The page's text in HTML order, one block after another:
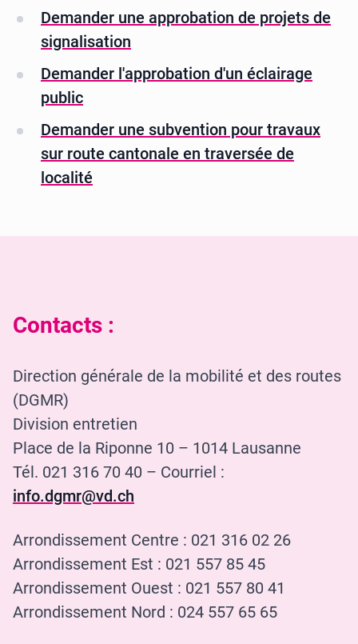
Demander une approbation de projets de
signalisation
Demander l'approbation d'un éclairage
public
Demander une subvention pour travaux
sur route cantonale en traversée de
localité
Contacts :
Direction générale de la mobilité et des routes
(DGMR)
Division entretien
Place de la Riponne 10 – 1014 Lausanne
Tél. 021 316 70 40 – Courriel :
info.dgmr@vd.ch
Arrondissement Centre : 021 316 02 26
Arrondissement Est : 021 557 85 45
Arrondissement Ouest : 021 557 80 41
Arrondissement Nord : 024 557 65 65